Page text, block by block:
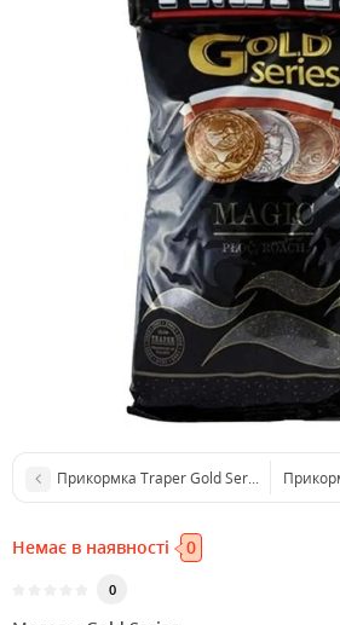
Прикормка Traper Gold Series Magic 1кг
Немає в наявності 0
0